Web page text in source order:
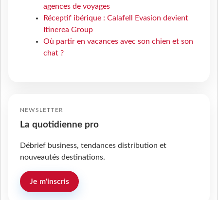
agences de voyages
Réceptif ibérique : Calafell Evasion devient
Itinerea Group
Où partir en vacances avec son chien et son
chat ?
NEWSLETTER
La quotidienne pro
Débrief business, tendances distribution et
nouveautés destinations.
Je m'inscris